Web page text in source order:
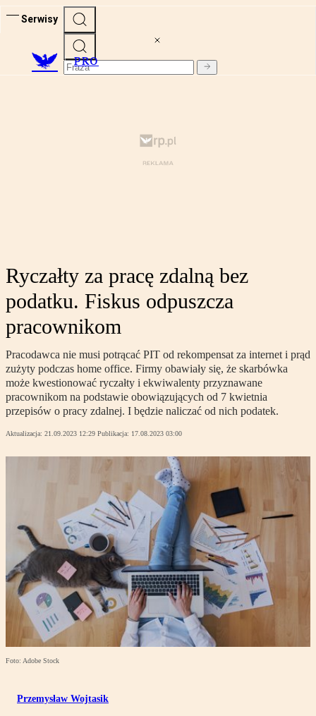
Serwisy
PRO
Ryczałty za pracę zdalną bez
podatku. Fiskus odpuszcza
pracownikom
Pracodawca nie musi potrącać PIT od rekompensat za internet i prąd
zużyty podczas home office. Firmy obawiały się, że skarbówka
może kwestionować ryczałty i ekwiwalenty przyznawane
pracownikom na podstawie obowiązujących od 7 kwietnia
przepisów o pracy zdalnej. I będzie naliczać od nich podatek.
Aktualizacja: 21.09.2023 12:29 Publikacja: 17.08.2023 03:00
Foto: Adobe Stock
Przemysław Wojtasik